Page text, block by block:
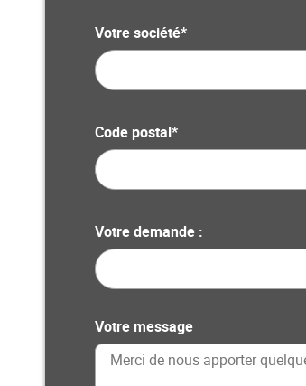
Votre société*
Code postal*
Votre demande :
Votre message